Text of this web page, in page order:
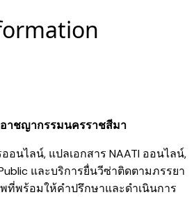
าชญากรรมนครราชสีมา
ออนไลน์, แปลเอกสาร NAATI ออนไลน์,
และบริการยื่นวีซ่าติดตามภรรยา
ที่พร้อมให้คำปรึกษาและดำเนินการ